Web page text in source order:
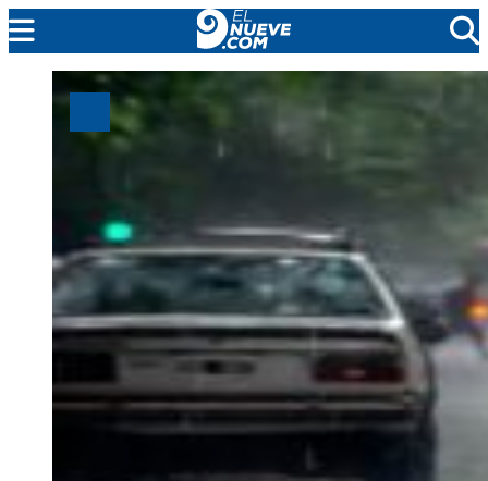
MENDOZA
CADA DÍA
PROTAGONISTAS
EL NUEVE STREAMS
PROGRAMACIÓN
EN VIVO